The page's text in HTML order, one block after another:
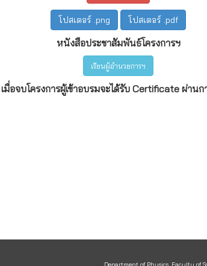
โปสเตอร์ .png โปสเตอร์ .pdf
หนังสือประชาสัมพันธ์โครงการฯ
เรียนผู้อำนวยการฯ
เมื่อจบโครงการผู้เข้าอบรมจะได้รับ Certificate ผ่านก